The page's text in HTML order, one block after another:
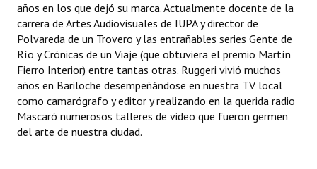
REFORMA DE LA CARTA ORGÁNICA
años en los que dejó su marca. Actualmente docente de la
carrera de Artes Audiovisuales de IUPA y director de
Polvareda de un Trovero y las entrañables series Gente de
Río y Crónicas de un Viaje (que obtuviera el premio Martín
Fierro Interior) entre tantas otras. Ruggeri vivió muchos
años en Bariloche desempeñándose en nuestra TV local
como camarógrafo y editor y realizando en la querida radio
Mascaró numerosos talleres de video que fueron germen
del arte de nuestra ciudad.